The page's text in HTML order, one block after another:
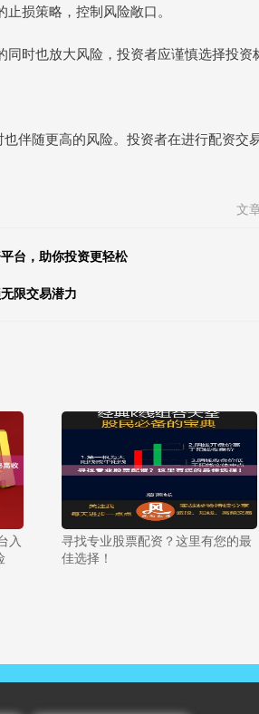
损策略，控制风险敞口。
时也放大风险，投资者应谨慎选择投资
伴随更高的风险。投资者在进行配资
文
台，助你投资更轻松
限交易潜力
入
寻找专业股票配资？这里有您的最
佳选择！